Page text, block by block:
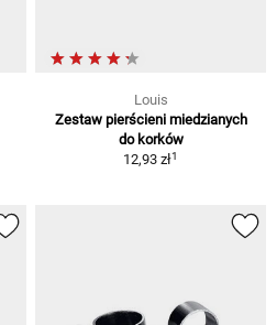
Louis
Zestaw pierścieni miedzianych
do korków
12,93 zł1